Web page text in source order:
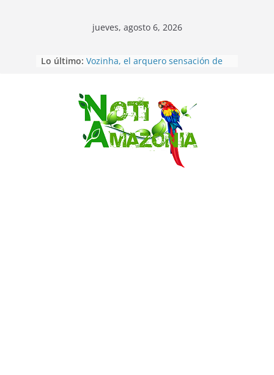
Saltar
jueves, agosto 6, 2026
Lo último: implicados en caso de Alison,
cabo Verde, ya llegó para
incorporarse a Colo Colo de Chile
Pastaza: la parroquia Diez de
Agosto eligió a su nueva reina por
su aniversario
La “deuda de sueño”: una alerta